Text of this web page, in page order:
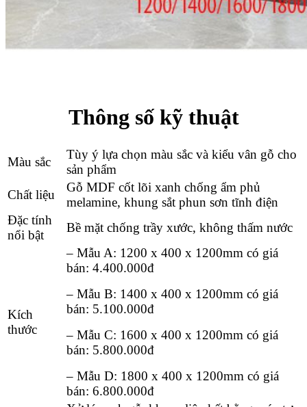
Thông số kỹ thuật
Màu sắc
Tùy ý lựa chọn màu sắc và kiểu vân gỗ cho
sản phẩm
Chất liệu
Gỗ MDF cốt lõi xanh chống ẩm phủ
melamine, khung sắt phun sơn tĩnh điện
Đặc tính
nổi bật
Bề mặt chống trầy xước, không thấm nước
Kích
thước
– Mẫu A: 1200 x 400 x 1200mm có giá
bán: 4.400.000đ
– Mẫu B: 1400 x 400 x 1200mm có giá
bán: 5.100.000đ
– Mẫu C: 1600 x 400 x 1200mm có giá
bán: 5.800.000đ
– Mẫu D: 1800 x 400 x 1200mm có giá
bán: 6.800.000đ